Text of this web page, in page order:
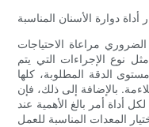
أداة دوارة الأسنان المناسبة
مراعاة الاحتياجات
نوع الإجراءات التي يتم
الدقة المطلوبة، كلها
بالإضافة إلى ذلك، فإن
أداة أمر بالغ الأهمية عند